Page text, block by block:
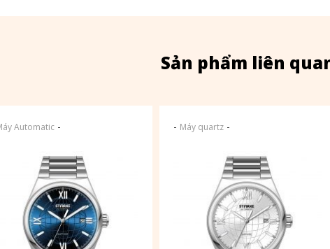
Sản phẩm liên
Automatic- - Máy quartz-